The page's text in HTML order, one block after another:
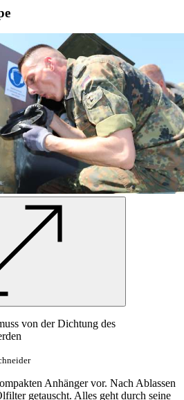
von der Dichtung des
Anhänger vor. Nach Ablassen
getauscht. Alles geht durch seine